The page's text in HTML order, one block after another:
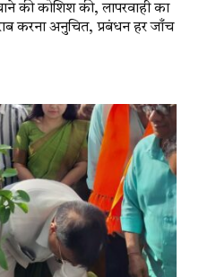
की कोशिश की, लापरवाही का
करना अनुचित, प्रबंधन हर जाँच